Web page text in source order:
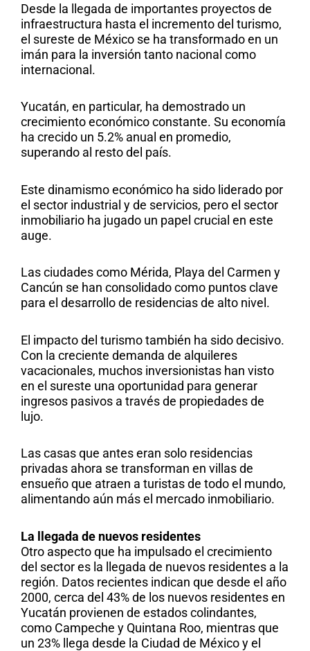
Desde la llegada de importantes proyectos de
infraestructura hasta el incremento del turismo,
el sureste de México se ha transformado en un
imán para la inversión tanto nacional como
internacional.
Yucatán, en particular, ha demostrado un
crecimiento económico constante. Su economía
ha crecido un 5.2% anual en promedio,
superando al resto del país.
Este dinamismo económico ha sido liderado por
el sector industrial y de servicios, pero el sector
inmobiliario ha jugado un papel crucial en este
auge.
Las ciudades como Mérida, Playa del Carmen y
Cancún se han consolidado como puntos clave
para el desarrollo de residencias de alto nivel.
El impacto del turismo también ha sido decisivo.
Con la creciente demanda de alquileres
vacacionales, muchos inversionistas han visto
en el sureste una oportunidad para generar
ingresos pasivos a través de propiedades de
lujo.
Las casas que antes eran solo residencias
privadas ahora se transforman en villas de
ensueño que atraen a turistas de todo el mundo,
alimentando aún más el mercado inmobiliario.
La llegada de nuevos residentes
Otro aspecto que ha impulsado el crecimiento
del sector es la llegada de nuevos residentes a la
región. Datos recientes indican que desde el año
2000, cerca del 43% de los nuevos residentes en
Yucatán provienen de estados colindantes,
como Campeche y Quintana Roo, mientras que
un 23% llega desde la Ciudad de México y el